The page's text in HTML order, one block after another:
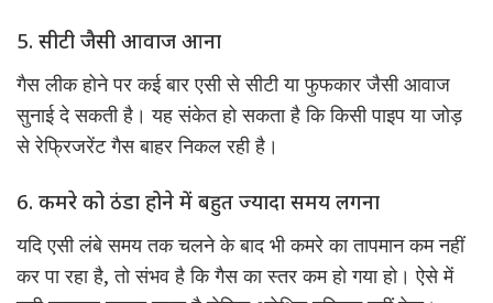
5. सीटी जैसी आवाज आना
गैस लीक होने पर कई बार एसी से सीटी या फुफकार जैसी आवाज
सुनाई दे सकती है। यह संकेत हो सकता है कि किसी पाइप या जोड़
से रेफ्रिजरेंट गैस बाहर निकल रही है।
6. कमरे को ठंडा होने में बहुत ज्यादा समय लगना
यदि एसी लंबे समय तक चलने के बाद भी कमरे का तापमान कम नहीं
कर पा रहा है, तो संभव है कि गैस का स्तर कम हो गया हो। ऐसे में